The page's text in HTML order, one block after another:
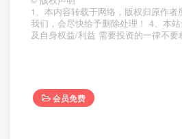
1、本内容转载于网络，版权归原作
我们，会尽快给予删除处理！ 4、本
及自身权益/利益 需要投资的一律不
会员免费